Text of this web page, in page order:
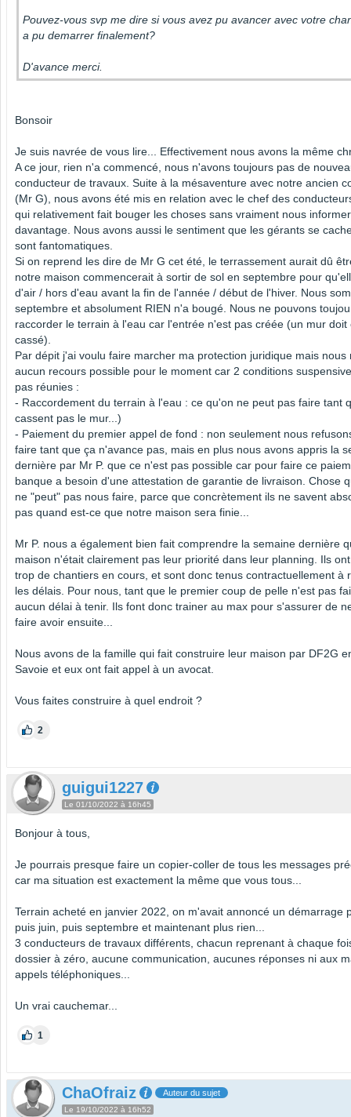
Pouvez-vous svp me dire si vous avez pu avancer avec votre
a pu demarrer finalement?
D'avance merci.
Bonsoir
Je suis navrée de vous lire... Effectivement nous avons la même
A ce jour, rien n'a commencé, nous n'avons toujours pas de
conducteur de travaux. Suite à la mésaventure avec notre ancien
(Mr G), nous avons été mis en relation avec le chef des
qui relativement fait bouger les choses sans vraiment nous informer
davantage. Nous avons aussi le sentiment que les gérants se
sont fantomatiques.
Si on reprend les dire de Mr G cet été, le terrassement aurait dû
notre maison commencerait à sortir de sol en septembre pour
d'air / hors d'eau avant la fin de l'année / début de l'hiver. Nous
septembre et absolument RIEN n'a bougé. Nous ne pouvons
raccorder le terrain à l'eau car l'entrée n'est pas créée (un mur doit
cassé).
Par dépit j'ai voulu faire marcher ma protection juridique mais nous
aucun recours possible pour le moment car 2 conditions
pas réunies :
- Raccordement du terrain à l'eau : ce qu'on ne peut pas faire tant
cassent pas le mur...)
- Paiement du premier appel de fond : non seulement nous
faire tant que ça n'avance pas, mais en plus nous avons appris la
dernière par Mr P. que ce n'est pas possible car pour faire ce
banque a besoin d'une attestation de garantie de livraison. Chose
ne "peut" pas nous faire, parce que concrètement ils ne savent
pas quand est-ce que notre maison sera finie...
Mr P. nous a également bien fait comprendre la semaine dernière
maison n'était clairement pas leur priorité dans leur planning. Ils
trop de chantiers en cours, et sont donc tenus contractuellement à
les délais. Pour nous, tant que le premier coup de pelle n'est pas
aucun délai à tenir. Ils font donc trainer au max pour s'assurer de
faire avoir ensuite...
Nous avons de la famille qui fait construire leur maison par DF2G
Savoie et eux ont fait appel à un avocat.
Vous faites construire à quel endroit ?
2
guigui1227
Le 01/10/2022 à 16h45
Bonjour à tous,
Je pourrais presque faire un copier-coller de tous les messages
car ma situation est exactement la même que vous tous...
Terrain acheté en janvier 2022, on m'avait annoncé un démarrage
puis juin, puis septembre et maintenant plus rien...
3 conducteurs de travaux différents, chacun reprenant à chaque
dossier à zéro, aucune communication, aucunes réponses ni aux
appels téléphoniques...
Un vrai cauchemar...
1
ChaOfraiz Auteur du sujet
Le 19/10/2022 à 16h52